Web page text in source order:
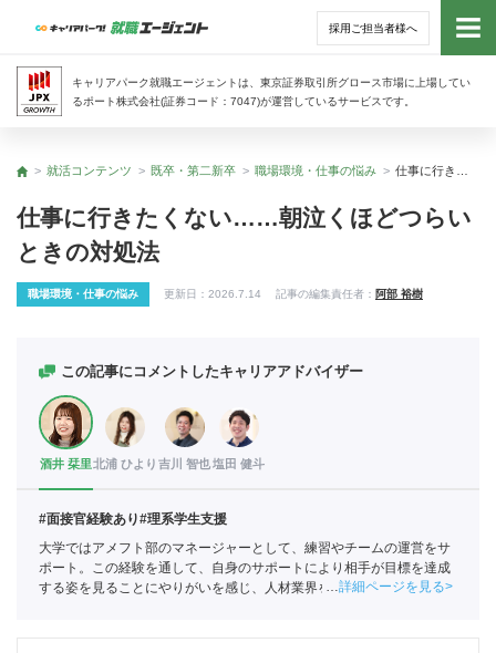
採用ご担当者様へ
キャリアパーク就職エージェントは、東京証券取引所グロース市場に上場してい
るポート株式会社(証券コード：7047)が運営しているサービスです。
トッ
トップ
就活コンテンツ 既卒・第二新卒 職場環境・仕事の悩み
仕事に行きたくない……朝泣くほどつらい
ときの対処法
職場環境・仕事の悩み 更新日： 2026.7.14 記事の編集責任者： 阿部 裕樹
この記事にコメントしたキャリアアドバイザー
酒井 栞里北浦 ひより 吉川 智也塩田 健斗
#面接官経験あり#理系学生支援
大学ではアメフト部のマネージャーとして、練習やチームの運営をサ
ポート。この経験を通して、自身のサポートにより相手が目標を達成
する姿を見ることにやりがいを感じ、人材業界を目指す。ポートに新
詳細ページを見る